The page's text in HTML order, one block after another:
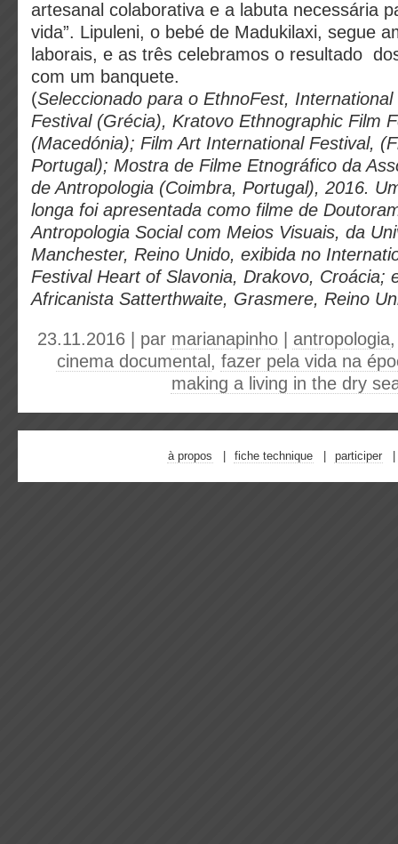
artesanal colaborativa e a labuta necessária
vida”. Lipuleni, o bebé de Madukilaxi, segue
laborais, e as três celebramos o resultado
com um banquete.
(Seleccionado para o EthnoFest,
Festival (Grécia), Kratovo Ethnographic Film
(Macedónia); Film Art International Festival,
Portugal); Mostra de Filme Etnográfico da
de Antropologia (Coimbra, Portugal), 2016.
longa foi apresentada como filme de
Antropologia Social com Meios Visuais, da
Manchester, Reino Unido, exibida no
Festival Heart of Slavonia, Drakovo, Croácia;
Africanista Satterthwaite, Grasmere, Reino
23.11.2016 | par marianapinho antropologia
cinema documental , fazer pela vida na
making a living in the dry
à propos fiche technique participer